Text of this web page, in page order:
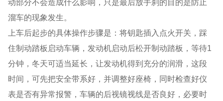
动部分不会造成什么影响，只是最后放手刹的目的是防止
溜车的现象发生。
上车后起步的具体操作步骤是：将钥匙插入点火开关，踩
住制动踏板启动车辆，发动机启动后松开制动踏板，等待1
分钟，冬天可适当延长，让发动机得到充分的润滑，这段
时间，可先把安全带系好，并调整好座椅，同时检查好仪
表是否有异常报警，车辆的后视镜视线是否良好，必要时